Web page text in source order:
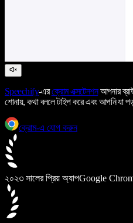
Speechify-এরক্রোম এক্সটেনশনআপনার
শোনায়, কথা বললে টাইপ করে এবং আপনি যা
ক্রোম-এ যোগ করুন
২০২৩ সালের প্রিয় অ্যাপGoogle